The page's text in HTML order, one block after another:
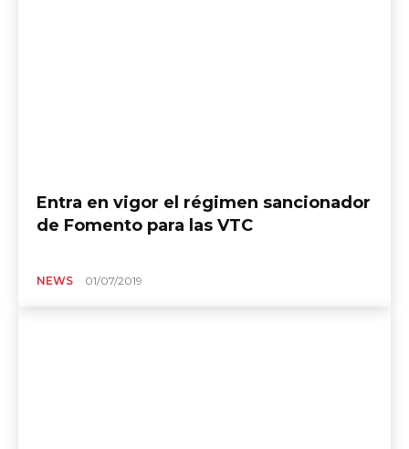
Entra en vigor el régimen sancionador
de Fomento para las VTC
NEWS 01/07/2019